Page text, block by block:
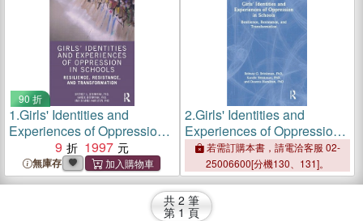
90 折
1.Girls' Identities and
Experiences of Oppression
in Schools：Resilience,
Resistance, and
Transformation
9 1997
無庫存
2.Girls' Identities and
Experiences of Oppression
in Schools：Resilience,
Resistance, and
Transformation
若需訂購本書，請電洽客服 02-
25006600[分機130、131]。
共 2 筆
第 1 頁